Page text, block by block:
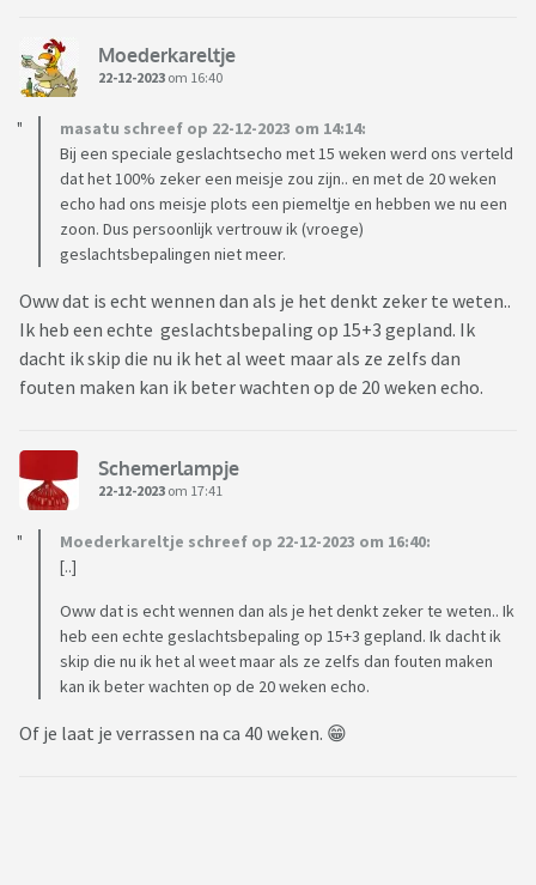
Moederkareltje
22-12-2023 om 16:40
masatu schreef op 22-12-2023 om 14:14:
Bij een speciale geslachtsecho met 15 weken werd ons verteld
dat het 100% zeker een meisje zou zijn.. en met de 20 weken
echo had ons meisje plots een piemeltje en hebben we nu een
zoon. Dus persoonlijk vertrouw ik (vroege)
geslachtsbepalingen niet meer.
Oww dat is echt wennen dan als je het denkt zeker te weten..
Ik heb een echte geslachtsbepaling op 15+3 gepland. Ik
dacht ik skip die nu ik het al weet maar als ze zelfs dan
fouten maken kan ik beter wachten op de 20 weken echo.
Schemerlampje
22-12-2023 om 17:41
Moederkareltje schreef op 22-12-2023 om 16:40:
[..]
Oww dat is echt wennen dan als je het denkt zeker te weten.. Ik
heb een echte geslachtsbepaling op 15+3 gepland. Ik dacht ik
skip die nu ik het al weet maar als ze zelfs dan fouten maken
kan ik beter wachten op de 20 weken echo.
Of je laat je verrassen na ca 40 weken. 😁